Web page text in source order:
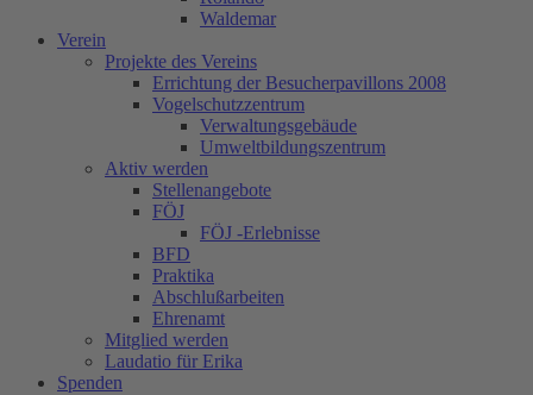
Waldemar
Verein
Projekte des Vereins
Errichtung der Besucherpavillons 2008
Vogelschutzzentrum
Verwaltungsgebäude
Umweltbildungszentrum
Aktiv werden
Stellenangebote
FÖJ
FÖJ -Erlebnisse
BFD
Praktika
Abschlußarbeiten
Ehrenamt
Mitglied werden
Laudatio für Erika
Spenden